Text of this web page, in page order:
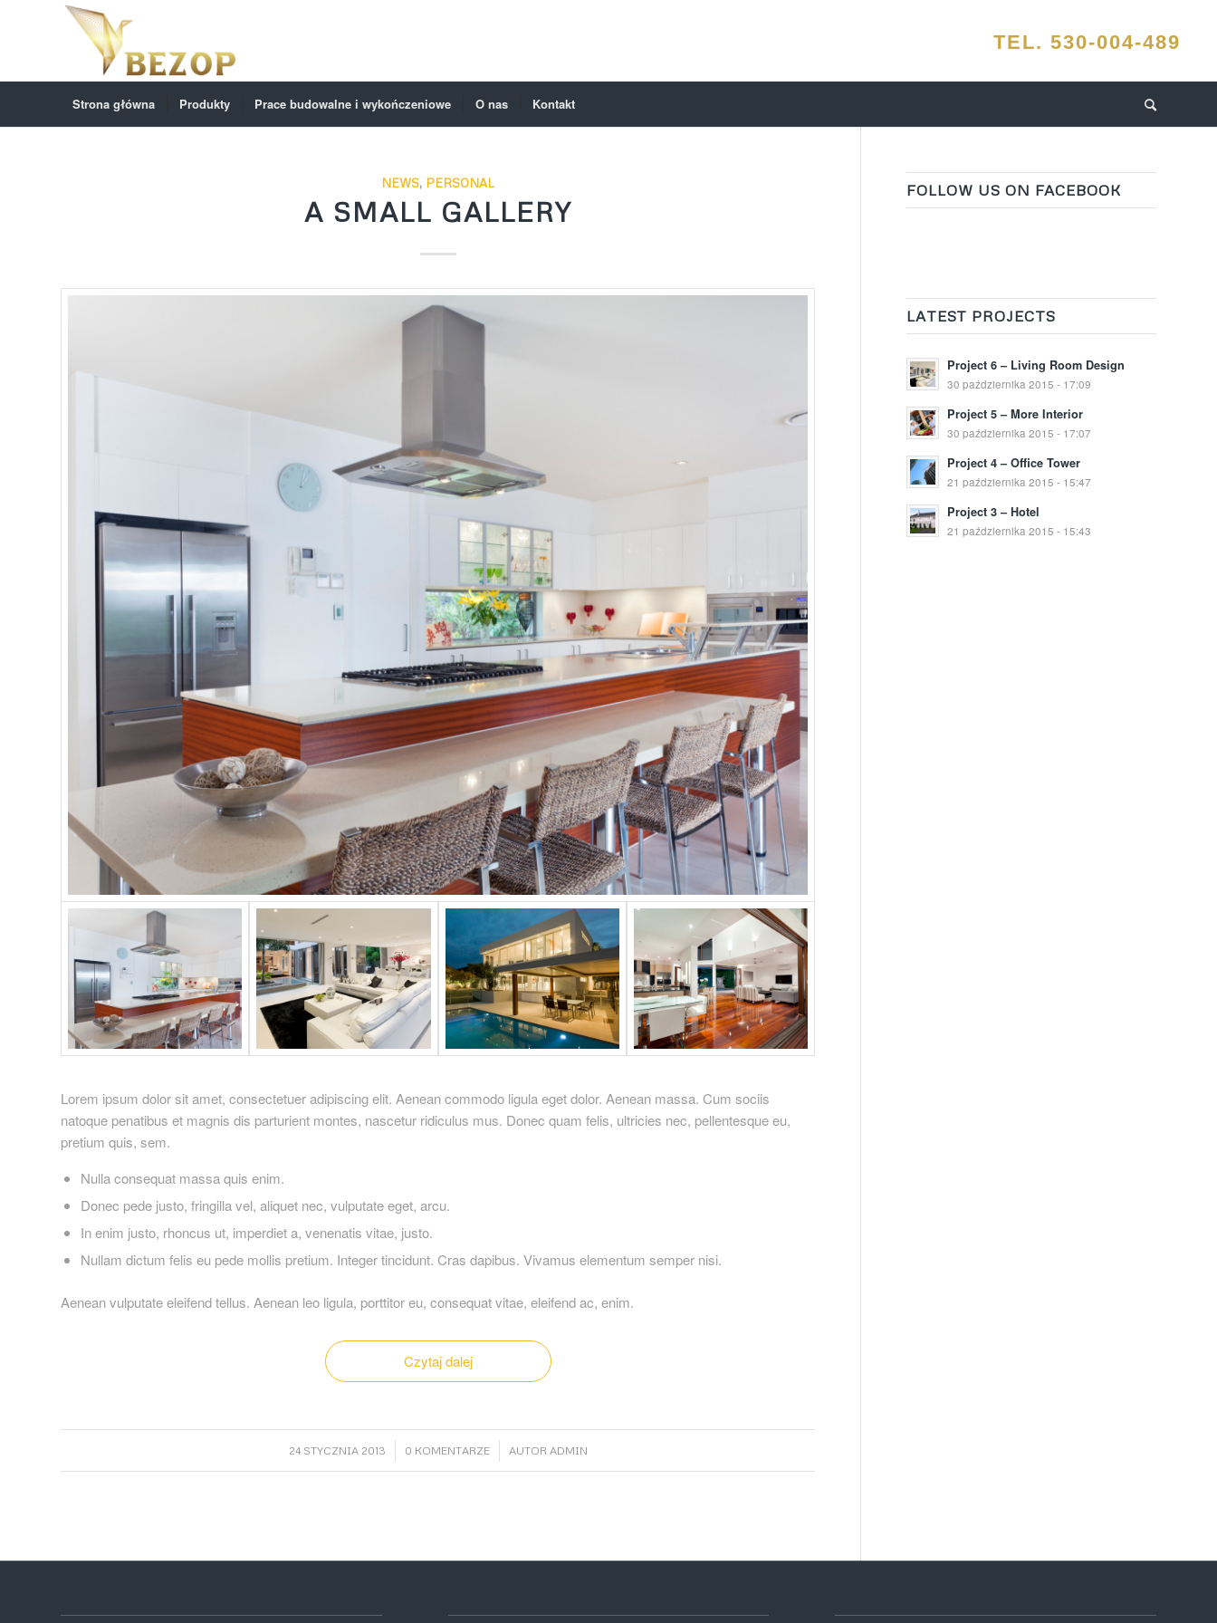
Strona główna Produkty Prace budowalne i wykończeniowe O nas Kontakt
NEWS, PERSONAL
A SMALL GALLERY
Lorem ipsum dolor sit amet, consectetuer adipiscing elit. Aenean commodo ligula eget dolor. Aenean massa. Cum sociis
natoque penatibus et magnis dis parturient montes, nascetur ridiculus mus. Donec quam felis, ultricies nec, pellentesque eu,
pretium quis, sem.
Nulla consequat massa quis enim.
Donec pede justo, fringilla vel, aliquet nec, vulputate eget, arcu.
In enim justo, rhoncus ut, imperdiet a, venenatis vitae, justo.
Nullam dictum felis eu pede mollis pretium. Integer tincidunt. Cras dapibus. Vivamus elementum semper nisi.
Aenean vulputate eleifend tellus. Aenean leo ligula, porttitor eu, consequat vitae, eleifend ac, enim.
Czytaj dalej
24 STYCZNIA 2013
/ 0 KOMENTARZE
/ AUTOR ADMIN
FOLLOW US ON FACEBOOK
LATEST PROJECTS
Project 6 – Living Room Design
30 października 2015 - 17:09
Project 5 – More Interior
30 października 2015 - 17:07
Project 4 – Office Tower
21 października 2015 - 15:47
Project 3 – Hotel
21 października 2015 - 15:43